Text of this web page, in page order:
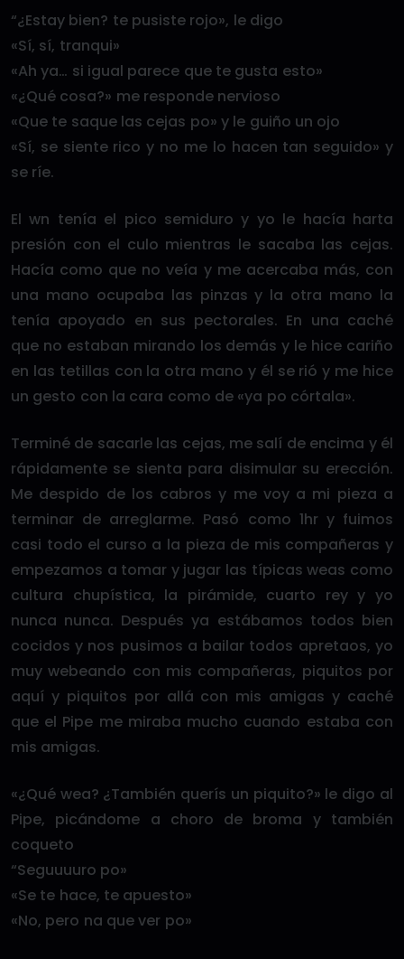
“¿Estay bien? te pusiste rojo», le digo
«Sí, sí, tranqui»
«Ah ya… si igual parece que te gusta esto»
«¿Qué cosa?» me responde nervioso
«Que te saque las cejas po» y le guiño un ojo
«Sí, se siente rico y no me lo hacen tan seguido» y
se ríe.
El wn tenía el pico semiduro y yo le hacía harta
presión con el culo mientras le sacaba las cejas.
Hacía como que no veía y me acercaba más, con
una mano ocupaba las pinzas y la otra mano la
tenía apoyado en sus pectorales. En una caché
que no estaban mirando los demás y le hice cariño
en las tetillas con la otra mano y él se rió y me hice
un gesto con la cara como de «ya po córtala».
Terminé de sacarle las cejas, me salí de encima y él
rápidamente se sienta para disimular su erección.
Me despido de los cabros y me voy a mi pieza a
terminar de arreglarme. Pasó como 1hr y fuimos
casi todo el curso a la pieza de mis compañeras y
empezamos a tomar y jugar las típicas weas como
cultura chupística, la pirámide, cuarto rey y yo
nunca nunca. Después ya estábamos todos bien
cocidos y nos pusimos a bailar todos apretaos, yo
muy webeando con mis compañeras, piquitos por
aquí y piquitos por allá con mis amigas y caché
que el Pipe me miraba mucho cuando estaba con
mis amigas.
«¿Qué wea? ¿También querís un piquito?» le digo al
Pipe, picándome a choro de broma y también
coqueto
“Seguuuuro po»
«Se te hace, te apuesto»
«No, pero na que ver po»